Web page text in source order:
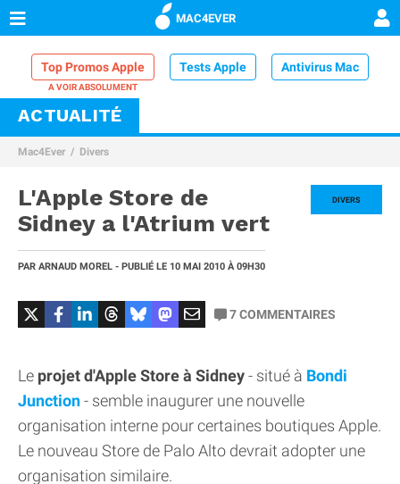
MAC4EVER
Top Promos Apple Tests Apple Antivirus Mac
VPN Mac
Comparatif iPhone
ACTUALITÉ
Mac4Ever Divers
DIVERS
L'Apple Store de
Sidney a l'Atrium vert
PAR ARNAUD MOREL - PUBLIÉ LE 10 MAI 2010 À 09H30
7COMMENTAIRES
Le projet d'Apple Store à Sidney- situé à Bondi
Junction- semble inaugurer une nouvelle
organisation interne pour certaines boutiques Apple.
Le nouveau Store de Palo Alto devrait adopter une
organisation similaire.